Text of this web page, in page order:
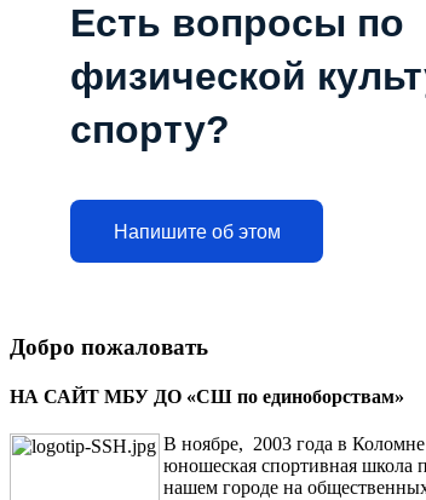
Есть вопросы по
физической
спорту?
Напишите об этом
Добро пожаловать
НА САЙТ МБУ ДО «СШ по единоборствам»
В ноябре, 2003 года в
юношеская спортивная школа
нашем городе на